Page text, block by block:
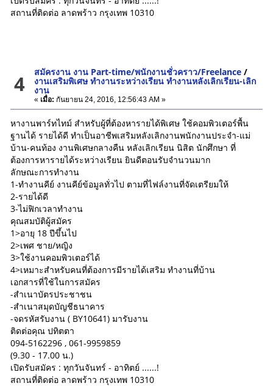
สถานที่ติดต่อ ลาดพร้าว กรุงเทพ 10310
4 สมัครงาน งาน Part-time/พนักงานชั่วคราว/Freelance /
งานเสริมพิเศษ ทำงานระหว่างเรียน ทำงานหลังเลิกเรียน-เลิก
งาน
« เมื่อ: กันยายน 24, 2016, 12:56:43 AM »
หางานพาร์ทไทม์ สำหรับผู้ที่ต้องหารายได้พิเศษ ใช้คอมพิวเตอร์พื้น
ฐานได้ รายได้ดี ทำเป็นอาชีพเสริมหลังเลิกงานพนักงานประจำ-แม่
บ้าน-คนท้อง งานพิเศษกลางคืน หลังเลิกเรียน นิสิต นักศึกษา ที่
ต้องการหารายได้ระหว่างเรียน ยินดีตอนรับจำนวนมาก
ลักษณะการทำงาน
1-ทำงานคีย์ งานคีย์ข้อมูลทั่วไป ตามที่ไฟล์งานที่จัดเตรียมให้
2-รายได้ดี
3-ไม่ฟิกเวลาทำงาน
คุณสมบัติผู้สมัคร
1>อายุ 18 ปีขึ้นไป
2>เพศ ชาย/หญิง
3>ใช้งานคอมพิวเตอร์ได้
4>เหมาะสำหรับคนที่ต้องการมีรายได้เสริม ทำงานที่บ้าน
เอกสารที่ใช้ในการสมัคร
-สำเนาบัตรประชาชน
-สำเนาสมุดบัญชีธนาคาร
-จดรหัสรับงาน ( BY10641) มารับงาน
ติดต่อคุณ ปทิตตา
094-5162296 , 061-9959859
(9.30 - 17.00 น.)
เปิดรับสมัคร : ทุกวันจันทร์ - อาทิตย์ ......!
สถานที่ติดต่อ ลาดพร้าว กรุงเทพ 10310